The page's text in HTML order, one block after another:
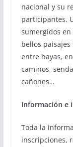
nacional y su
participantes.
sumergidos
bellos
entre hayas,
caminos,
cañones…
Información e
Toda la
inscripciones,